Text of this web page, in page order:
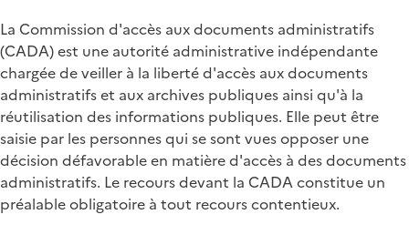
La Commission d'accès aux documents administratifs
(CADA) est une autorité administrative indépendante
chargée de veiller à la liberté d'accès aux documents
administratifs et aux archives publiques ainsi qu'à la
réutilisation des informations publiques. Elle peut être
saisie par les personnes qui se sont vues opposer une
décision défavorable en matière d'accès à des documents
administratifs. Le recours devant la CADA constitue un
préalable obligatoire à tout recours contentieux.